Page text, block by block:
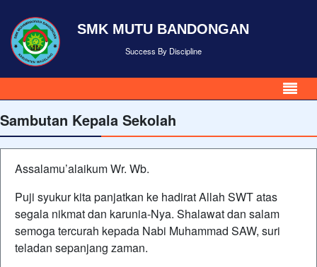
SMK MUTU BANDONGAN
Success By Discipline
Sambutan Kepala Sekolah
Assalamu’alaikum Wr. Wb.
Puji syukur kita panjatkan ke hadirat Allah SWT atas
segala nikmat dan karunia-Nya. Shalawat dan salam
semoga tercurah kepada Nabi Muhammad SAW, suri
teladan sepanjang zaman.